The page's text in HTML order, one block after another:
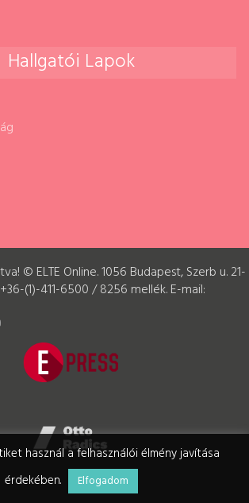
Hallgatói Lapok
© ELTE Online. 1056 Budapest, Szerb u. 21-
(1)-411-6500 / 8256 mellék. E-mail:
használ a felhasználói élmény javítása
érdekében.
Elfogadom